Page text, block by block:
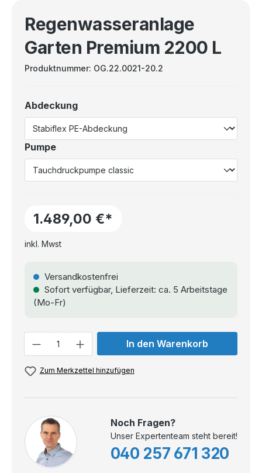
Regenwasseranlage
Garten Premium 2200 L
Produktnummer: OG.22.0021-20.2
Abdeckung
Pumpe
1.489,00 €*
inkl. Mwst
Versandkostenfrei
Sofort verfügbar, Lieferzeit: ca. 5 Arbeitstage
(Mo-Fr)
In den Warenkorb
Zum Merkzettel hinzufügen
Noch Fragen?
Unser Expertenteam steht bereit!
040 257 671 320